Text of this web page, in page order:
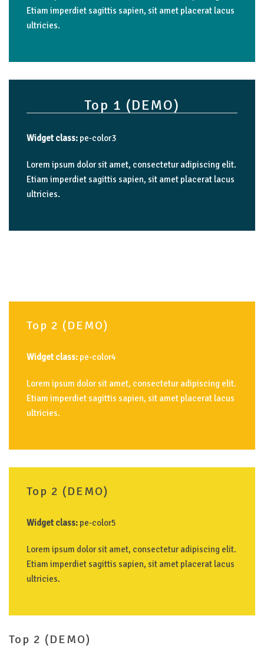
Etiam imperdiet sagittis sapien, sit amet placerat lacus
ultricies.
Top 1 (DEMO)
Widget class: pe-color3
Lorem ipsum dolor sit amet, consectetur adipiscing elit.
Etiam imperdiet sagittis sapien, sit amet placerat lacus
ultricies.
Top 2 (DEMO)
Widget class: pe-color4
Lorem ipsum dolor sit amet, consectetur adipiscing elit.
Etiam imperdiet sagittis sapien, sit amet placerat lacus
ultricies.
Top 2 (DEMO)
Widget class: pe-color5
Lorem ipsum dolor sit amet, consectetur adipiscing elit.
Etiam imperdiet sagittis sapien, sit amet placerat lacus
ultricies.
Top 2 (DEMO)